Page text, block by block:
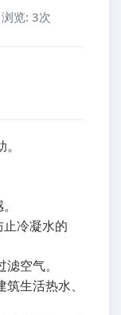
浏览: 3次
冷凝水的
空气。
生活热水、